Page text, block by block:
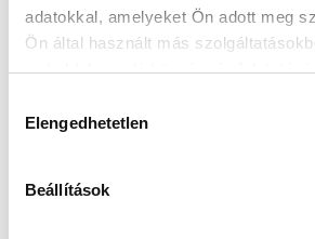
adatokkal, amelyeket Ön adott meg
Ön által használt más
weboldalon való böngészés
kiválasztása
Elengedhetetlen
Beállítások
SZURKOLÓI A BOZSIKBAN
2015-03-06 16:53:48
Hálálkodhatunk is mi, sz...